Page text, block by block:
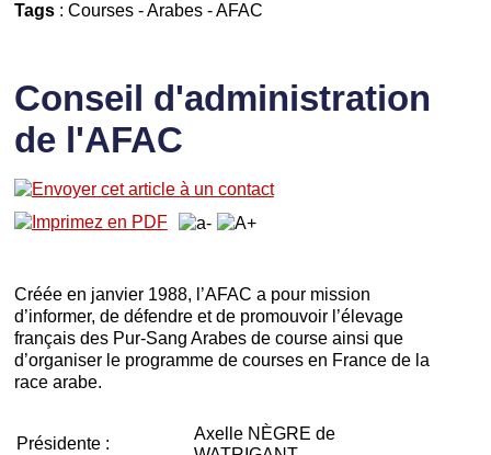
Tags: Courses-Arabes-AFAC
Conseil d'administration
de l'AFAC
Créée en janvier 1988, l’AFAC a pour mission
d’informer, de défendre et de promouvoir l’élevage
français des Pur-Sang Arabes de course ainsi que
d’organiser le programme de courses en France de la
race arabe.
Présidente :
Axelle NÈGRE de